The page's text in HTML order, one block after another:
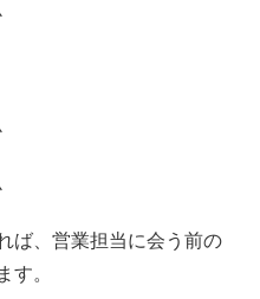
ば、営業担当に会う前の
。